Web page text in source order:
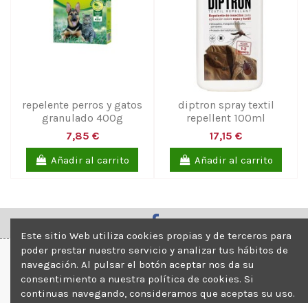
repelente perros y gatos
granulado 400g
7,85 €
Añadir al carrito
diptron spray textil
repellent 100ml
17,15 €
Añadir al carrito
Información
Su Cuenta
Este sitio Web utiliza cookies propias y de terceros para
poder prestar nuestro servicio y analizar tus hábitos de
navegación. Al pulsar el botón aceptar nos da su
consentimiento a nuestra política de cookies. Si
continuas navegando, consideramos que aceptas su uso.